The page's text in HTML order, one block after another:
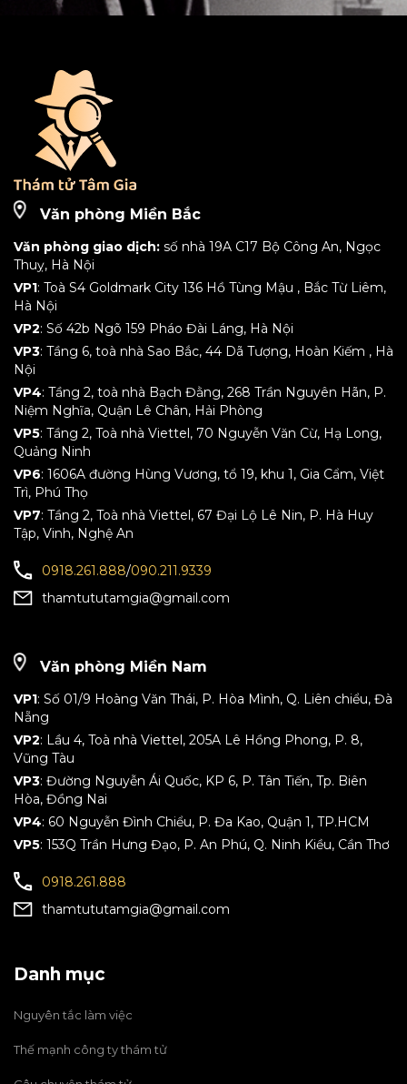
Văn phòng Miền Bắc
Văn phòng giao dịch: số nhà 19A C17 Bộ Công An, Ngọc
Thuỵ, Hà Nội
VP1: Toà S4 Goldmark City 136 Hồ Tùng Mậu , Bắc Từ Liêm,
Hà Nội
VP2: Số 42b Ngõ 159 Pháo Đài Láng, Hà Nội
VP3: Tầng 6, toà nhà Sao Bắc, 44 Dã Tượng, Hoàn Kiếm , Hà
Nội
VP4: Tầng 2, toà nhà Bạch Đằng, 268 Trần Nguyên Hãn, P.
Niệm Nghĩa, Quận Lê Chân, Hải Phòng
VP5: Tầng 2, Toà nhà Viettel, 70 Nguyễn Văn Cừ, Hạ Long,
Quảng Ninh
VP6: 1606A đường Hùng Vương, tổ 19, khu 1, Gia Cẩm, Việt
Trì, Phú Thọ
VP7: Tầng 2, Toà nhà Viettel, 67 Đại Lộ Lê Nin, P. Hà Huy
Tập, Vinh, Nghệ An
0918.261.888/090.211.9339
thamtututamgia@gmail.com
Văn phòng Miền Nam
VP1: Số 01/9 Hoàng Văn Thái, P. Hòa Mình, Q. Liên chiểu, Đà
Nẵng
VP2: Lầu 4, Toà nhà Viettel, 205A Lê Hồng Phong, P. 8,
Vũng Tàu
VP3: Đường Nguyễn Ái Quốc, KP 6, P. Tân Tiến, Tp. Biên
Hòa, Đồng Nai
VP4: 60 Nguyễn Đình Chiểu, P. Đa Kao, Quận 1, TP.HCM
VP5: 153Q Trần Hưng Đạo, P. An Phú, Q. Ninh Kiều, Cần Thơ
0918.261.888
thamtututamgia@gmail.com
Danh mục
Nguyên tắc làm việc
Thế mạnh công ty thám tử